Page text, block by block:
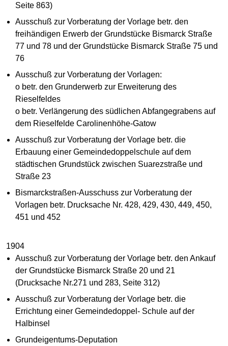
Seite 863)
Ausschuß zur Vorberatung der Vorlage betr. den
freihändigen Erwerb der Grundstücke Bismarck Straße
77 und 78 und der Grundstücke Bismarck Straße 75 und
76
Ausschuß zur Vorberatung der Vorlagen:
o betr. den Grunderwerb zur Erweiterung des
Rieselfeldes
o betr. Verlängerung des südlichen Abfangegrabens auf
dem Rieselfelde Carolinenhöhe-Gatow
Ausschuß zur Vorberatung der Vorlage betr. die
Erbauung einer Gemeindedoppelschule auf dem
städtischen Grundstück zwischen Suarezstraße und
Straße 23
Bismarckstraßen-Ausschuss zur Vorberatung der
Vorlagen betr. Drucksache Nr. 428, 429, 430, 449, 450,
451 und 452
1904
Ausschuß zur Vorberatung der Vorlage betr. den Ankauf
der Grundstücke Bismarck Straße 20 und 21
(Drucksache Nr.271 und 283, Seite 312)
Ausschuß zur Vorberatung der Vorlage betr. die
Errichtung einer Gemeindedoppel- Schule auf der
Halbinsel
Grundeigentums-Deputation